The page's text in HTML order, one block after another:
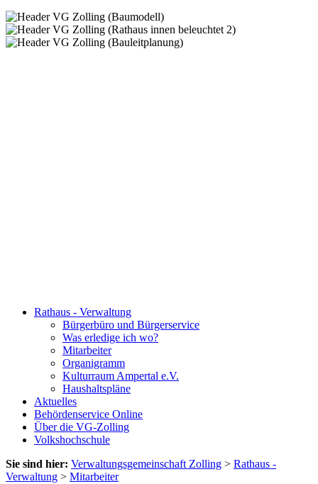
Rathaus - Verwaltung
Bürgerbüro und Bürgerservice
Was erledige ich wo?
Mitarbeiter
Organigramm
Kulturraum Ampertal e.V.
Haushaltspläne
Aktuelles
Behördenservice Online
Über die VG-Zolling
Volkshochschule
Sie sind hier: Verwaltungsgemeinschaft Zolling > Rathaus -
Verwaltung > Mitarbeiter